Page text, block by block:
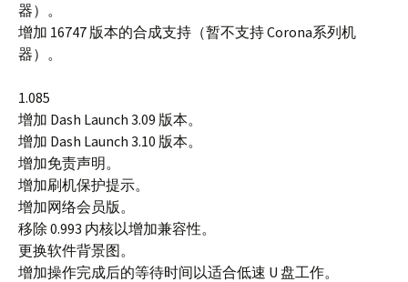
器）。
增加 16747 版本的合成支持（暂不支持 Corona系列机
器）。
1.085
增加 Dash Launch 3.09 版本。
增加 Dash Launch 3.10 版本。
增加免责声明。
增加刷机保护提示。
增加网络会员版。
移除 0.993 内核以增加兼容性。
更换软件背景图。
增加操作完成后的等待时间以适合低速 U 盘工作。